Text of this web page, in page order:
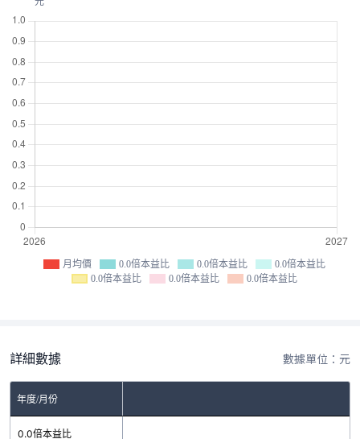
月均價 0.0倍本益比 0.0倍本益比
0.0倍本益比
0.0倍本益比
0.0倍本益比 0.0倍本益比
詳細數據 數據單位：元
年度/月份
0.0倍本益比